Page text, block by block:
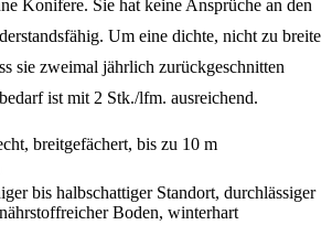
Konifere. Sie hat keine Ansprüche an den
Um eine dichte, nicht zu breite
sie zweimal jährlich zurückgeschnitten
ist mit 2 Stk./lfm. ausreichend.
breitgefächert, bis zu 10 m
bis halbschattiger Standort, durchlässiger
Boden, winterhart